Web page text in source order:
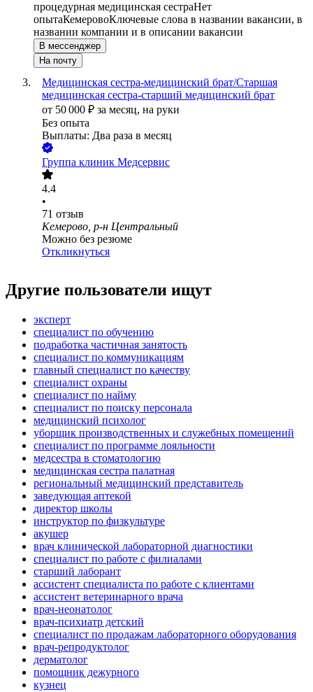
процедурная медицинская сестраНет
опытаКемеровоКлючевые слова в названии вакансии, в
названии компании и в описании вакансии
В мессенджер
На почту
Медицинская сестра-медицинский брат/Старшая
медицинская сестра-старший медицинский брат
от 50 000 ₽ за месяц, на руки
Без опыта
Выплаты: Два раза в месяц
Группа клиник Медсервис
4.4
•
71 отзыв
Кемерово, р-н Центральный
Можно без резюме
Откликнуться
Другие пользователи ищут
эксперт
специалист по обучению
подработка частичная занятость
специалист по коммуникациям
главный специалист по качеству
специалист охраны
специалист по найму
специалист по поиску персонала
медицинский психолог
уборщик производственных и служебных помещений
специалист по программе лояльности
медсестра в стоматологию
медицинская сестра палатная
региональный медицинский представитель
заведующая аптекой
директор школы
инструктор по физкультуре
акушер
врач клинической лабораторной диагностики
специалист по работе с филиалами
старший лаборант
ассистент специалиста по работе с клиентами
ассистент ветеринарного врача
врач-неонатолог
врач-психиатр детский
специалист по продажам лабораторного оборудования
врач-репродуктолог
дерматолог
помощник дежурного
кузнец